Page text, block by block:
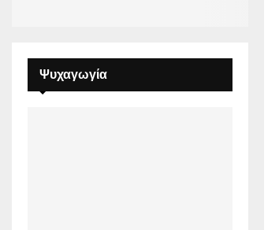
Ψυχαγωγία